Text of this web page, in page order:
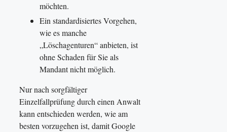
möchten.
Ein standardisiertes Vorgehen,
wie es manche
„Löschagenturen“ anbieten, ist
ohne Schaden für Sie als
Mandant nicht möglich.
Nur nach sorgfältiger
Einzelfallprüfung durch einen Anwalt
kann entschieden werden, wie am
besten vorzugehen ist, damit Google